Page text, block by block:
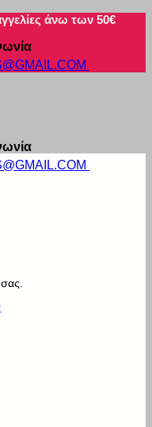
άνω των 50€